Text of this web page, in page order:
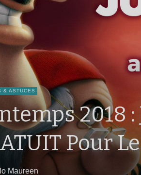
& ASTUCES
2018 :
Pour
Maureen